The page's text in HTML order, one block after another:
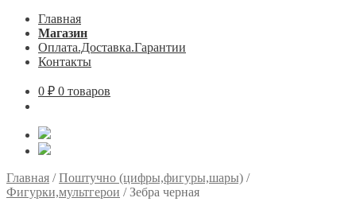
Главная
Магазин
Оплата.Доставка.Гарантии
Контакты
0 ₽ 0 товаров
Главная /Поштучно (цифры,фигуры,шары) /
Фигурки,мультгерои /Зебра черная